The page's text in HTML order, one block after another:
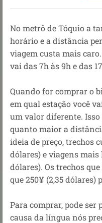
No metrô de Tóquio a
horário e a distância
viagem custa mais
vai das 7h às 9h e das
Quando for comprar o
em qual estação você
um valor diferente.
quanto maior a
ideia de preço, trechos
dólares) e viagens mais
dólares). Os trechos
que 250¥ (2,35 dólares)
Para comprar, pode ser
causa da língua nós